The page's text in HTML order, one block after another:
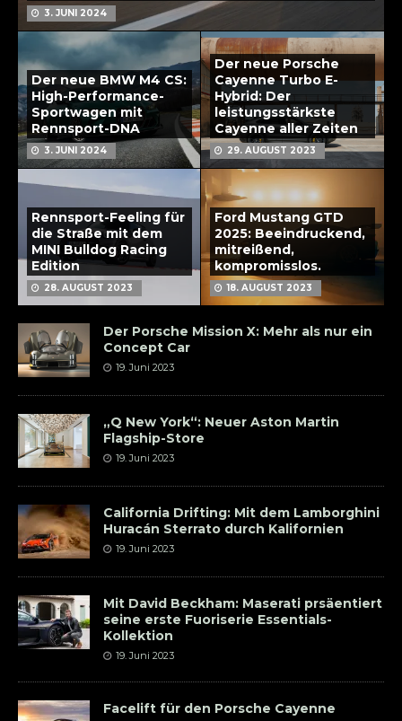
3. JUNI 2024
Der neue BMW M4 CS:
High-Performance-
Sportwagen mit
Rennsport-DNA
3. JUNI 2024
Der neue Porsche
Cayenne Turbo E-
Hybrid: Der
leistungsstärkste
Cayenne aller Zeiten
29. AUGUST 2023
Rennsport-Feeling für
die Straße mit dem
MINI Bulldog Racing
Edition
28. AUGUST 2023
Ford Mustang GTD
2025: Beeindruckend,
mitreißend,
kompromisslos.
18. AUGUST 2023
Der Porsche Mission X: Mehr als nur ein
Concept Car
19. Juni 2023
„Q New York“: Neuer Aston Martin
Flagship-Store
19. Juni 2023
California Drifting: Mit dem Lamborghini
Huracán Sterrato durch Kalifornien
19. Juni 2023
Mit David Beckham: Maserati prsäentiert
seine erste Fuoriserie Essentials-
Kollektion
19. Juni 2023
Facelift für den Porsche Cayenne